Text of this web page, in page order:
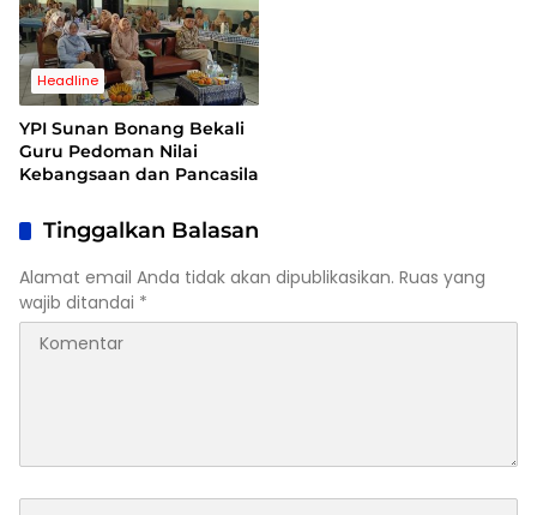
Headline
YPI Sunan Bonang Bekali
Guru Pedoman Nilai
Kebangsaan dan Pancasila
Tinggalkan Balasan
Alamat email Anda tidak akan dipublikasikan. Ruas yang
wajib ditandai *